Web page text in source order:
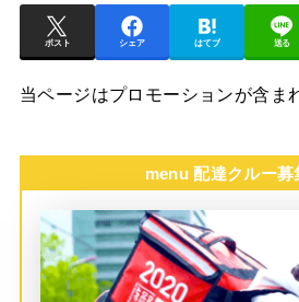
ポスト シェア はてブ 送る
当ページはプロモーションが含ま
menu 配達クルー募